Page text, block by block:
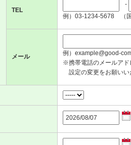
TEL
-
例）03-1234-5678 （
メール
例）example@good-
※携帯電話のメールアド
設定の変更をお願いい